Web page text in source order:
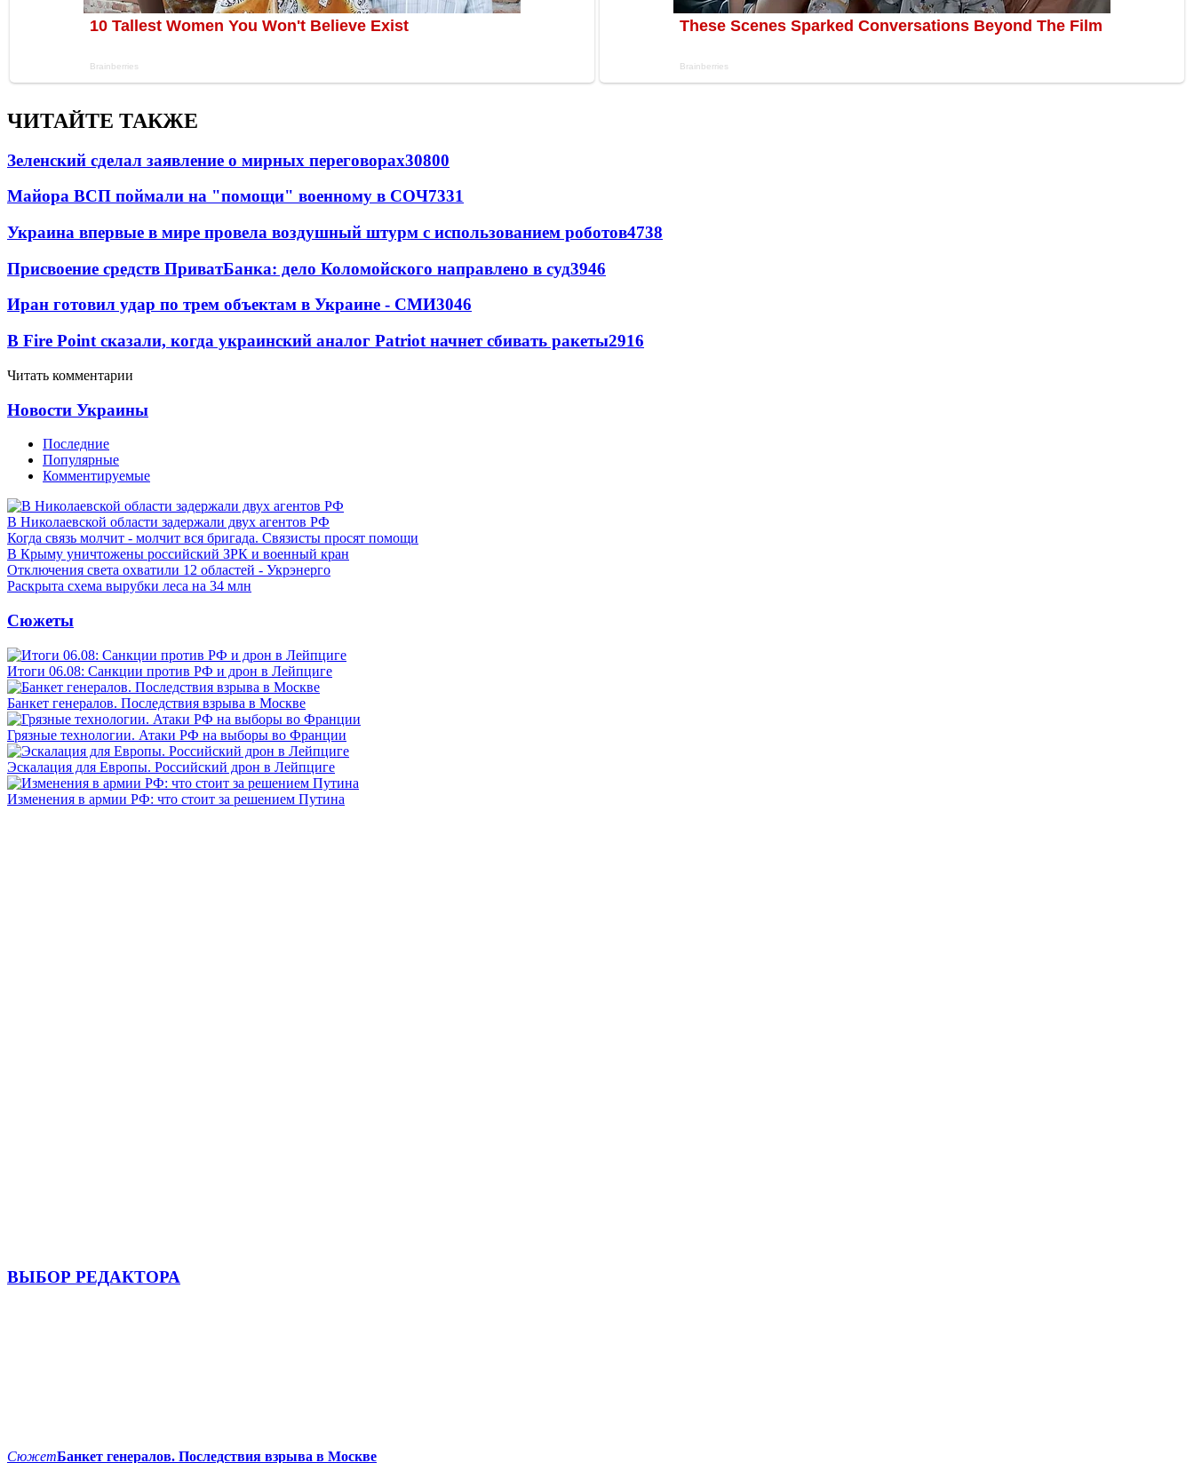
ЧИТАЙТЕ ТАКЖЕ
Зеленский сделал заявление о мирных переговорах30800
Майора ВСП поймали на "помощи" военному в СОЧ7331
Украина впервые в мире провела воздушный штурм с использованием роботов4738
Присвоение средств ПриватБанка: дело Коломойского направлено в суд3946
Иран готовил удар по трем объектам в Украине - СМИ3046
В Fire Point сказали, когда украинский аналог Patriot начнет сбивать ракеты2916
Читать комментарии
Новости Украины
Последние
Популярные
Комментируемые
В Николаевской области задержали двух агентов РФ
Когда связь молчит - молчит вся бригада. Связисты просят помощи
В Крыму уничтожены российский ЗРК и военный кран
Отключения света охватили 12 областей - Укрэнерго
Раскрыта схема вырубки леса на 34 млн
Сюжеты
Итоги 06.08: Санкции против РФ и дрон в Лейпциге
Банкет генералов. Последствия взрыва в Москве
Грязные технологии. Атаки РФ на выборы во Франции
Эскалация для Европы. Российский дрон в Лейпциге
Изменения в армии РФ: что стоит за решением Путина
ВЫБОР РЕДАКТОРА
СюжетБанкет генералов. Последствия взрыва в Москве